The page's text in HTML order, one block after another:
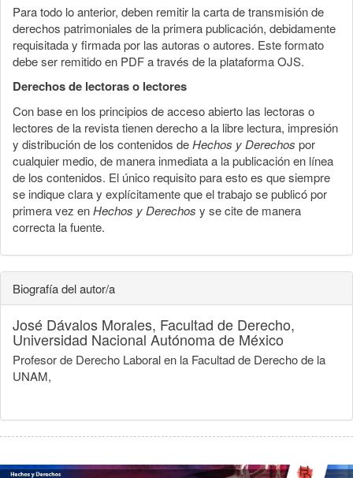
Para todo lo anterior, deben remitir la carta de transmisión de
derechos patrimoniales de la primera publicación, debidamente
requisitada y firmada por las autoras o autores. Este formato
debe ser remitido en PDF a través de la plataforma OJS.
Derechos de lectoras o lectores
Con base en los principios de acceso abierto las lectoras o
lectores de la revista tienen derecho a la libre lectura, impresión
y distribución de los contenidos deHechos y Derechos por
cualquier medio, de manera inmediata a la publicación en línea
de los contenidos. El único requisito para esto es que siempre
se indique clara y explícitamente que el trabajo se publicó por
primera vez enHechos y Derechos y se cite de manera
correcta la fuente.
Biografía del autor/a
José Dávalos Morales, Facultad de Derecho,
Universidad Nacional Autónoma de México
Profesor de Derecho Laboral en la Facultad de Derecho de la
UNAM,